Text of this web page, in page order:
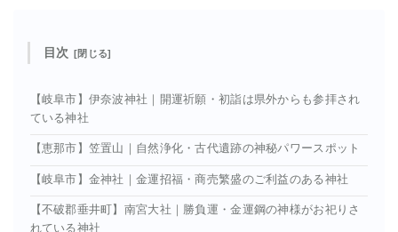
目次
【岐阜市】伊奈波神社｜開運祈願・初詣は県外からも参拝され
ている神社
【恵那市】笠置山｜自然浄化・古代遺跡の神秘パワースポット
【岐阜市】金神社｜金運招福・商売繁盛のご利益のある神社
【不破郡垂井町】南宮大社｜勝負運・金運鋼の神様がお祀りさ
れている神社